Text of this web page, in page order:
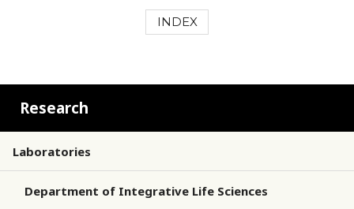
INDEX
Research
Laboratories
Department of Integrative Life Sciences